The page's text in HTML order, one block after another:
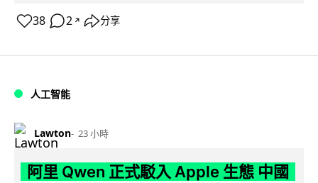
38 2 ↗ 分享
人工智能
Lawton 23 小時
阿里 Qwen 正式駁入 Apple 生態 中國